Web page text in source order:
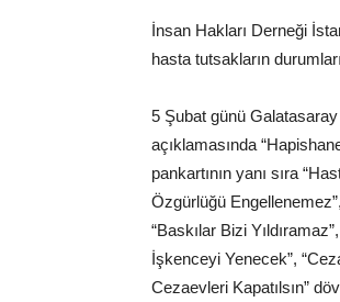
İnsan Hakları Derneği
hasta tutsakların
5 Şubat günü Galatasaray
açıklamasında
pankartının yanı sıra
Özgürlüğü
“Baskılar Bizi
İşkenceyi Yenecek”,
Cezaevleri Kapatılsın”